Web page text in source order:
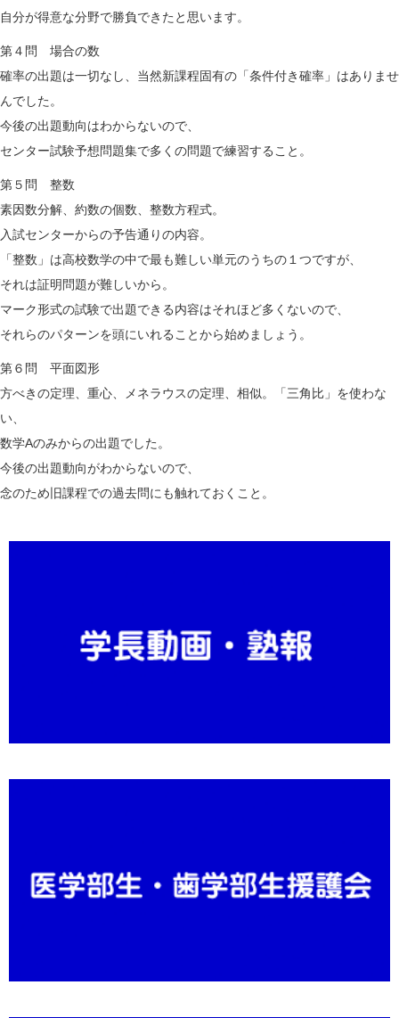
自分が得意な分野で勝負できたと思います。
第４問 場合の数
確率の出題は一切なし、当然新課程固有の「条件付き確率」はありませ
んでした。
今後の出題動向はわからないので、
センター試験予想問題集で多くの問題で練習すること。
第５問 整数
素因数分解、約数の個数、整数方程式。
入試センターからの予告通りの内容。
「整数」は高校数学の中で最も難しい単元のうちの１つですが、
それは証明問題が難しいから。
マーク形式の試験で出題できる内容はそれほど多くないので、
それらのパターンを頭にいれることから始めましょう。
第６問 平面図形
方べきの定理、重心、メネラウスの定理、相似。「三角比」を使わな
い、
数学Aのみからの出題でした。
今後の出題動向がわからないので、
念のため旧課程での過去問にも触れておくこと。